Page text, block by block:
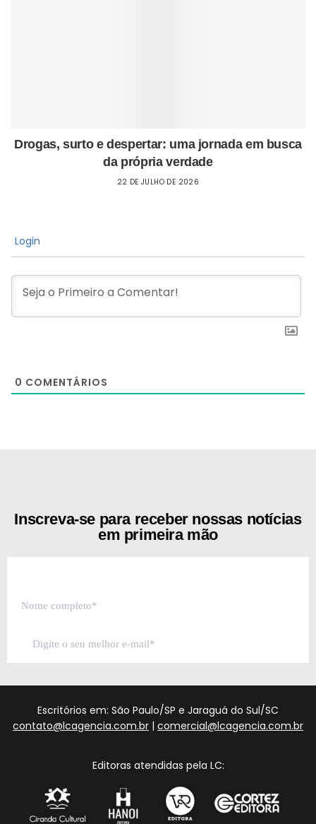
Drogas, surto e despertar: uma jornada em busca
da própria verdade
22 DE JULHO DE 2026
Login
0 COMENTÁRIOS
Inscreva-se para receber nossas notícias
em primeira mão
Escritórios em: São Paulo/SP e Jaraguá do Sul/SC
contato@lcagencia.com.br | comercial@lcagencia.com.br
Editoras atendidas pela LC: